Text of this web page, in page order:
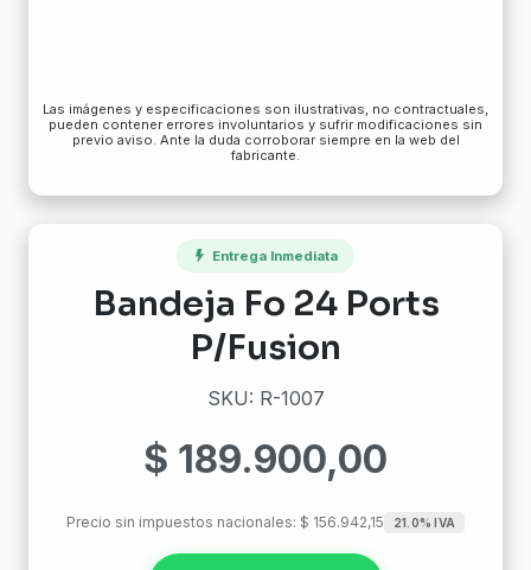
Las imágenes y especificaciones son ilustrativas, no contractuales,
pueden contener errores involuntarios y sufrir modificaciones sin
previo aviso. Ante la duda corroborar siempre en la web del
fabricante.
Entrega Inmediata
Bandeja Fo 24 Ports
P/Fusion
SKU: R-1007
$ 189.900,00
Precio sin impuestos nacionales: $ 156.942,15 21.0% IVA